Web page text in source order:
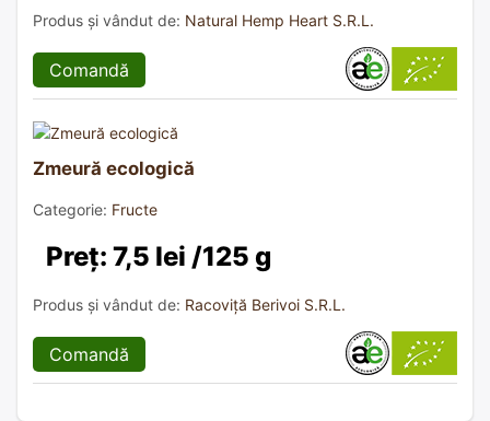
Produs și vândut de: Natural Hemp Heart S.R.L.
Comandă
Zmeură ecologică
Categorie: Fructe
Preț: 7,5 lei /125 g
Produs și vândut de: Racoviță Berivoi S.R.L.
Comandă